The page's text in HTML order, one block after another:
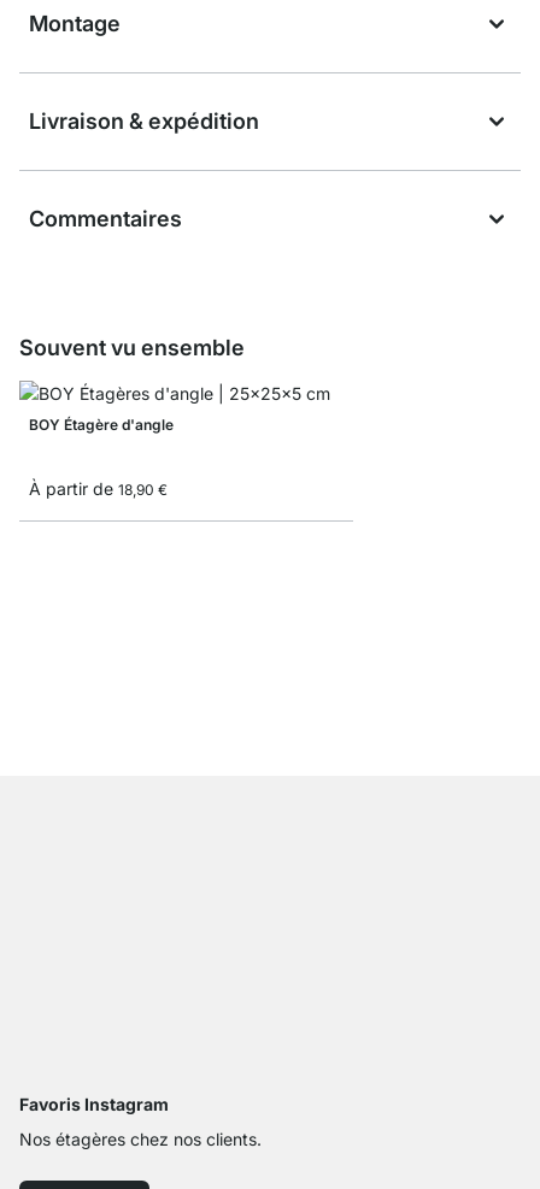
Montage
Livraison & expédition
Commentaires
Souvent vu ensemble
BOY Étagère d'angle
À partir de 18,90 €
Favoris Instagram
Nos étagères chez nos clients.